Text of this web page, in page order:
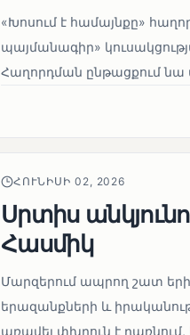
«Խոսում է համայնքը»
պայմանագիր»
Հաղորդման ընթացքում
ՀՈՒՆԻՍԻ 02, 2026
Սրտիս
Հասմիկ
Մարզերում ապրող շատ
երազանքների և
առավել փխրուն է